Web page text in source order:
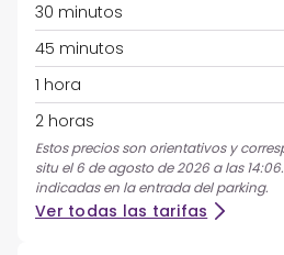
30 minutos
45 minutos
1 hora
2 horas
Estos precios son orientativos y
situ el 6 de agosto de 2026 a las
indicadas en la entrada del parking.
Ver todas las tarifas